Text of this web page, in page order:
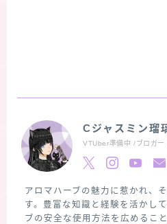
Cジャスミン瑠
VTUber準備中 /ブロガー
アロマハーブの魅力に惹かれ、
す。豊富な知識と経験を活かし
ブの安全な使用方法を広めるこ